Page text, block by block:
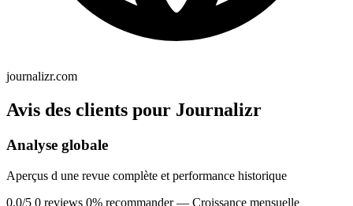
journalizr.com
Avis des clients pour Journalizr
Analyse globale
Aperçus d une revue complète et performance historique
0.0/5 0 reviews 0% recommander — Croissance mensuelle